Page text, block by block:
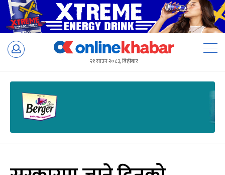
Skip
२१ साउन २०८३, बिहीबार